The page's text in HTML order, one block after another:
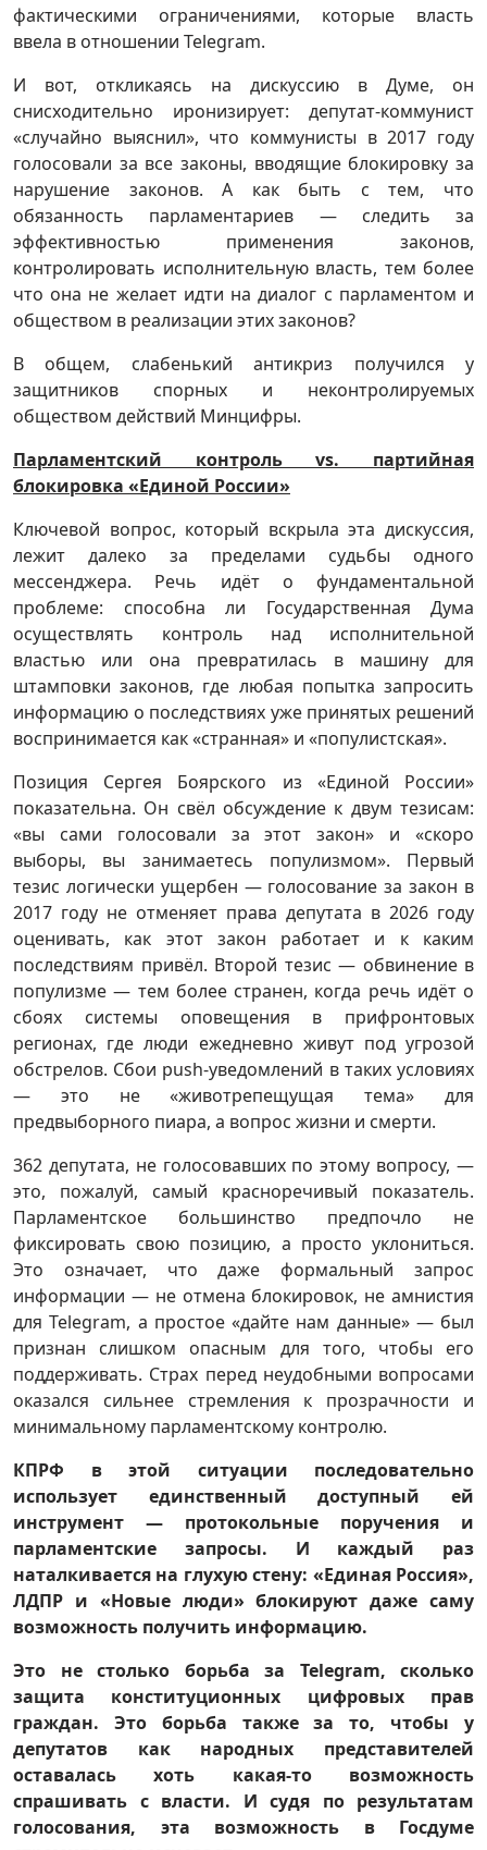
фактическими ограничениями, которые власть
ввела в отношении Telegram.
И вот, откликаясь на дискуссию в Думе, он
снисходительно иронизирует: депутат-коммунист
«случайно выяснил», что коммунисты в 2017 году
голосовали за все законы, вводящие блокировку за
нарушение законов. А как быть с тем, что
обязанность парламентариев — следить за
эффективностью применения законов,
контролировать исполнительную власть, тем более
что она не желает идти на диалог с парламентом и
обществом в реализации этих законов?
В общем, слабенький антикриз получился у
защитников спорных и неконтролируемых
обществом действий Минцифры.
Парламентский контроль vs. партийная
блокировка «Единой России»
Ключевой вопрос, который вскрыла эта дискуссия,
лежит далеко за пределами судьбы одного
мессенджера. Речь идёт о фундаментальной
проблеме: способна ли Государственная Дума
осуществлять контроль над исполнительной
властью или она превратилась в машину для
штамповки законов, где любая попытка запросить
информацию о последствиях уже принятых решений
воспринимается как «странная» и «популистская».
Позиция Сергея Боярского из «Единой России»
показательна. Он свёл обсуждение к двум тезисам:
«вы сами голосовали за этот закон» и «скоро
выборы, вы занимаетесь популизмом». Первый
тезис логически ущербен — голосование за закон в
2017 году не отменяет права депутата в 2026 году
оценивать, как этот закон работает и к каким
последствиям привёл. Второй тезис — обвинение в
популизме — тем более странен, когда речь идёт о
сбоях системы оповещения в прифронтовых
регионах, где люди ежедневно живут под угрозой
обстрелов. Сбои push-уведомлений в таких условиях
— это не «животрепещущая тема» для
предвыборного пиара, а вопрос жизни и смерти.
362 депутата, не голосовавших по этому вопросу, —
это, пожалуй, самый красноречивый показатель.
Парламентское большинство предпочло не
фиксировать свою позицию, а просто уклониться.
Это означает, что даже формальный запрос
информации — не отмена блокировок, не амнистия
для Telegram, а простое «дайте нам данные» — был
признан слишком опасным для того, чтобы его
поддерживать. Страх перед неудобными вопросами
оказался сильнее стремления к прозрачности и
минимальному парламентскому контролю.
КПРФ в этой ситуации последовательно
использует единственный доступный ей
инструмент — протокольные поручения и
парламентские запросы. И каждый раз
наталкивается на глухую стену: «Единая Россия»,
ЛДПР и «Новые люди» блокируют даже саму
возможность получить информацию.
Это не столько борьба за Telegram, сколько
защита конституционных цифровых прав
граждан. Это борьба также за то, чтобы у
депутатов как народных представителей
оставалась хоть какая-то возможность
спрашивать с власти. И судя по результатам
голосования, эта возможность в Госдуме